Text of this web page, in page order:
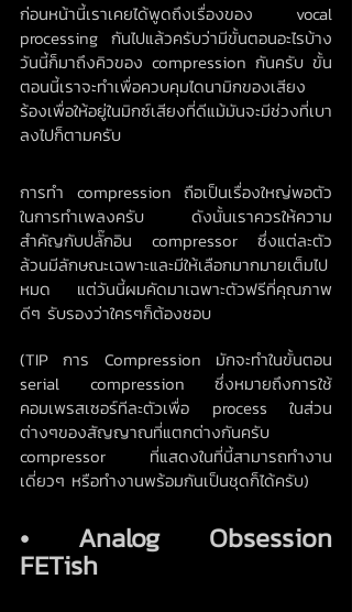
ก่อนหน้านี้เราเคยได้พูดถึงเรื่องของ vocal
processing กันไปแล้วครับว่ามีขั้นตอนอะไรบ้าง
วันนี้ก็มาถึงคิวของ compression กันครับ ขั้น
ตอนนี้เราจะทำเพื่อควบคุมไดนามิกของเสียง
ร้องเพื่อให้อยู่ในมิกซ์เสียงที่ดีแม้มันจะมีช่วงที่เบา
ลงไปก็ตามครับ
การทำ compression ถือเป็นเรื่องใหญ่พอตัว
ในการทำเพลงครับ ดังนั้นเราควรให้ความ
สำคัญกับปลั๊กอิน compressor ซึ่งแต่ละตัว
ล้วนมีลักษณะเฉพาะและมีให้เลือกมากมายเต็มไป
หมด แต่วันนี้ผมคัดมาเฉพาะตัวฟรีที่คุณภาพ
ดีๆ รับรองว่าใครๆก็ต้องชอบ
(TIP การ Compression มักจะทำในขั้นตอน
serial compression ซึ่งหมายถึงการใช้
คอมเพรสเซอร์ทีละตัวเพื่อ process ในส่วน
ต่างๆของสัญญาณที่แตกต่างกันครับ
compressor ที่แสดงในที่นี้สามารถทำงาน
เดี่ยวๆ หรือทำงานพร้อมกันเป็นชุดก็ได้ครับ)
• Analog Obsession
FETish